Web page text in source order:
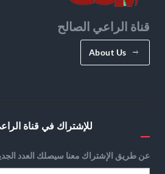
قناة الراعي الصالح
About Us
للإشتراك في قناة
عن طريق الإشتراك معنا سيصلك العدد